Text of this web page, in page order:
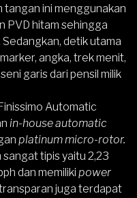
tangan ini menggunakan
PVD hitam sehingga
detik utama
angka, trek menit,
garis dari pensil milik
Automatic
in-house automatic
platinum micro-rotor.
tipis yaitu 2,23
dan memiliki power
juga terdapat